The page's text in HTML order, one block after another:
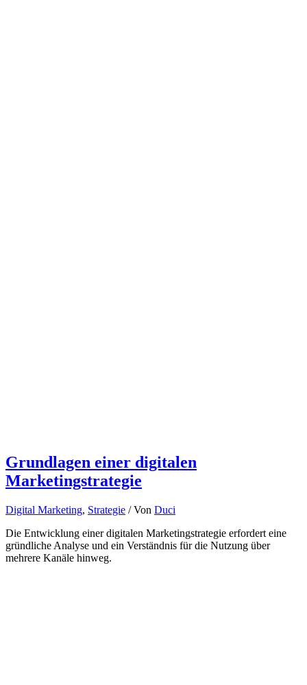
Grundlagen einer digitalen
Marketingstrategie
Digital Marketing, Strategie / Von Duci
Die Entwicklung einer digitalen Marketingstrategie erfordert eine
gründliche Analyse und ein Verständnis für die Nutzung über
mehrere Kanäle hinweg.